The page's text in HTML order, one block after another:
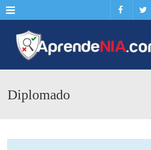
Menu
Diplomado